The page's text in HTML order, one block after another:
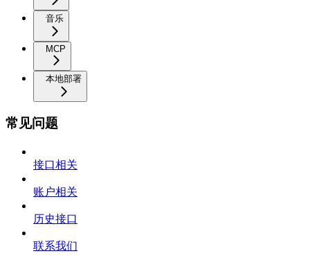
音乐
MCP
本地部署
常见问题
接口相关
账户相关
历史接口
联系我们